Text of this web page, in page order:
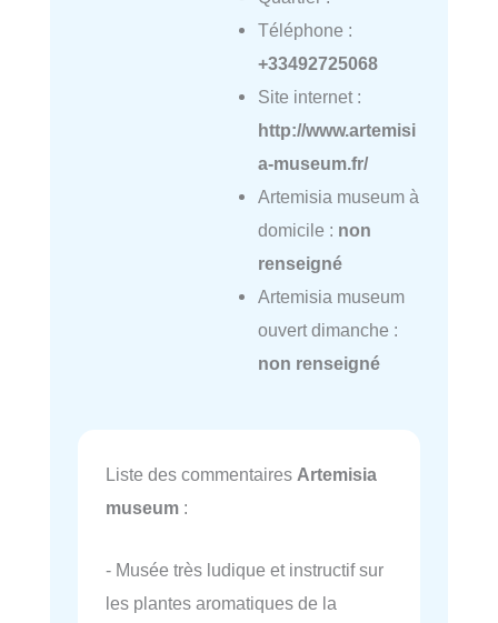
Téléphone :
+33492725068
Site internet :
http://www.artemisi
a-museum.fr/
Artemisia museum à
domicile : non
renseigné
Artemisia museum
ouvert dimanche :
non renseigné
Liste des commentaires Artemisia
museum :
- Musée très ludique et instructif sur
les plantes aromatiques de la